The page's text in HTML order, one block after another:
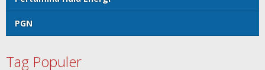
PGN
Tag Populer